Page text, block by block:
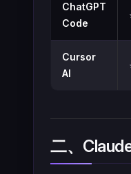
ChatGPT
Code
Cursor
AI
二、